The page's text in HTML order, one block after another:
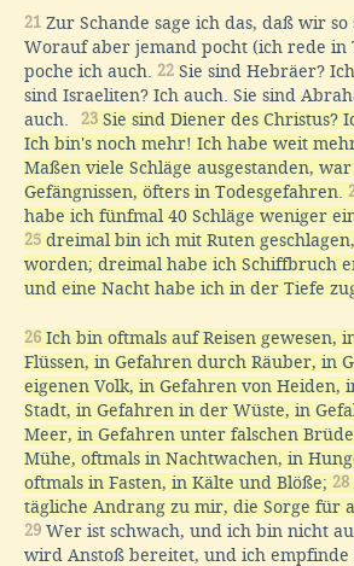
21 Zur Schande sage ich das, daß wir so
Worauf aber jemand pocht (ich rede in
poche ich auch. 22 Sie sind Hebräer?
sind Israeliten? Ich auch. Sie sind
auch.
23 Sie sind Diener des Christus?
Ich bin's noch mehr! Ich habe weit
Maßen viele Schläge ausgestanden,
Gefängnissen, öfters in Todesgefahren.
habe ich fünfmal 40 Schläge weniger
25 dreimal bin ich mit Ruten
worden; dreimal habe ich Schiffbruch
und eine Nacht habe ich in der Tiefe
26 Ich bin oftmals auf Reisen gewesen,
Flüssen, in Gefahren durch Räuber, in
eigenen Volk, in Gefahren von Heiden,
Stadt, in Gefahren in der Wüste, in
Meer, in Gefahren unter falschen
Mühe, oftmals in Nachtwachen, in
oftmals in Fasten, in Kälte und Blöße; 28
tägliche Andrang zu mir, die Sorge für
29 Wer ist schwach, und ich bin nicht
wird Anstoß bereitet, und ich